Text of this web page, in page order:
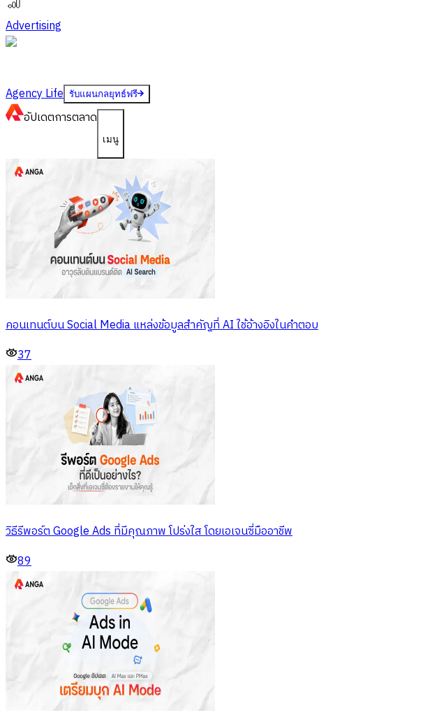
Advertising
Agency Life รับแผนกลยุทธ์ฟรี
อัปเดตการตลาด
เมนู
คอนเทนต์บน Social Media แหล่งข้อมูลสำคัญที่ AI ใช้อ้างอิงในคำตอบ
37
วิธีรีพอร์ต Google Ads ที่มีคุณภาพ โปร่งใส โดยเอเจนซี่มืออาชีพ
89